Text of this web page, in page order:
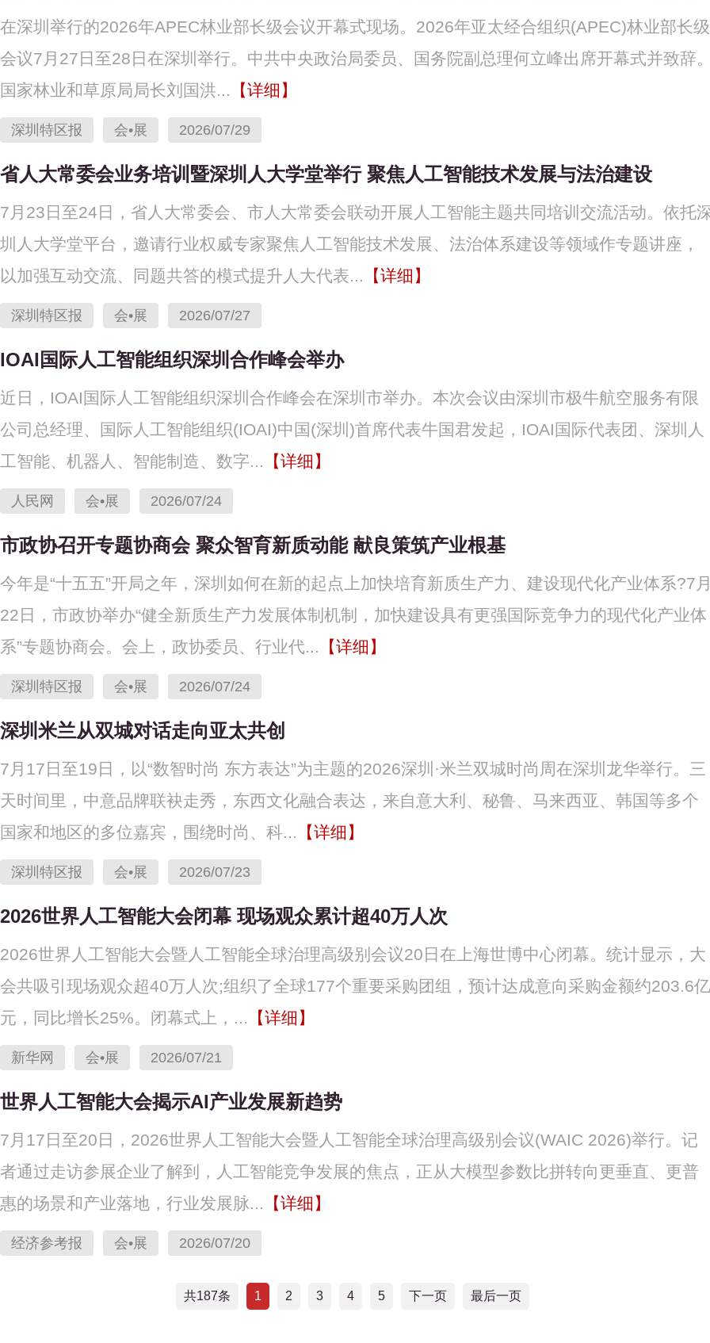
在深圳举行的2026年APEC林业部长级会议开幕式现场。2026年亚太经合组织(APEC)林业部长级
会议7月27日至28日在深圳举行。中共中央政治局委员、国务院副总理何立峰出席开幕式并致辞
国家林业和草原局局长刘国洪... 【详细】
深圳特区报 会•展 2026/07/29
省人大常委会业务培训暨深圳人大学堂举行 聚焦人工智能技术发展与法治建设
7月23日至24日，省人大常委会、市人大常委会联动开展人工智能主题共同培训交流活动。依托
圳人大学堂平台，邀请行业权威专家聚焦人工智能技术发展、法治体系建设等领域作专题讲座，
以加强互动交流、同题共答的模式提升人大代表... 【详细】
深圳特区报 会•展 2026/07/27
IOAI国际人工智能组织深圳合作峰会举办
近日，IOAI国际人工智能组织深圳合作峰会在深圳市举办。本次会议由深圳市极牛航空服务有限
公司总经理、国际人工智能组织(IOAI)中国(深圳)首席代表牛国君发起，IOAI国际代表团、深圳人
工智能、机器人、智能制造、数字... 【详细】
人民网 会•展 2026/07/24
市政协召开专题协商会 聚众智育新质动能 献良策筑产业根基
今年是“十五五”开局之年，深圳如何在新的起点上加快培育新质生产力、建设现代化产业体系?7
22日，市政协举办“健全新质生产力发展体制机制，加快建设具有更强国际竞争力的现代化产业体
系”专题协商会。会上，政协委员、行业代... 【详细】
深圳特区报 会•展 2026/07/24
深圳米兰从双城对话走向亚太共创
7月17日至19日，以“数智时尚 东方表达”为主题的2026深圳·米兰双城时尚周在深圳龙华举行。三
天时间里，中意品牌联袂走秀，东西文化融合表达，来自意大利、秘鲁、马来西亚、韩国等多个
国家和地区的多位嘉宾，围绕时尚、科... 【详细】
深圳特区报 会•展 2026/07/23
2026世界人工智能大会闭幕 现场观众累计超40万人次
2026世界人工智能大会暨人工智能全球治理高级别会议20日在上海世博中心闭幕。统计显示，大
会共吸引现场观众超40万人次;组织了全球177个重要采购团组，预计达成意向采购金额约203.6亿
元，同比增长25%。闭幕式上，... 【详细】
新华网 会•展 2026/07/21
世界人工智能大会揭示AI产业发展新趋势
7月17日至20日，2026世界人工智能大会暨人工智能全球治理高级别会议(WAIC 2026)举行。记
者通过走访参展企业了解到，人工智能竞争发展的焦点，正从大模型参数比拼转向更垂直、更普
惠的场景和产业落地，行业发展脉... 【详细】
经济参考报 会•展 2026/07/20
共187条 1 2 3 4 5 下一页 最后一页